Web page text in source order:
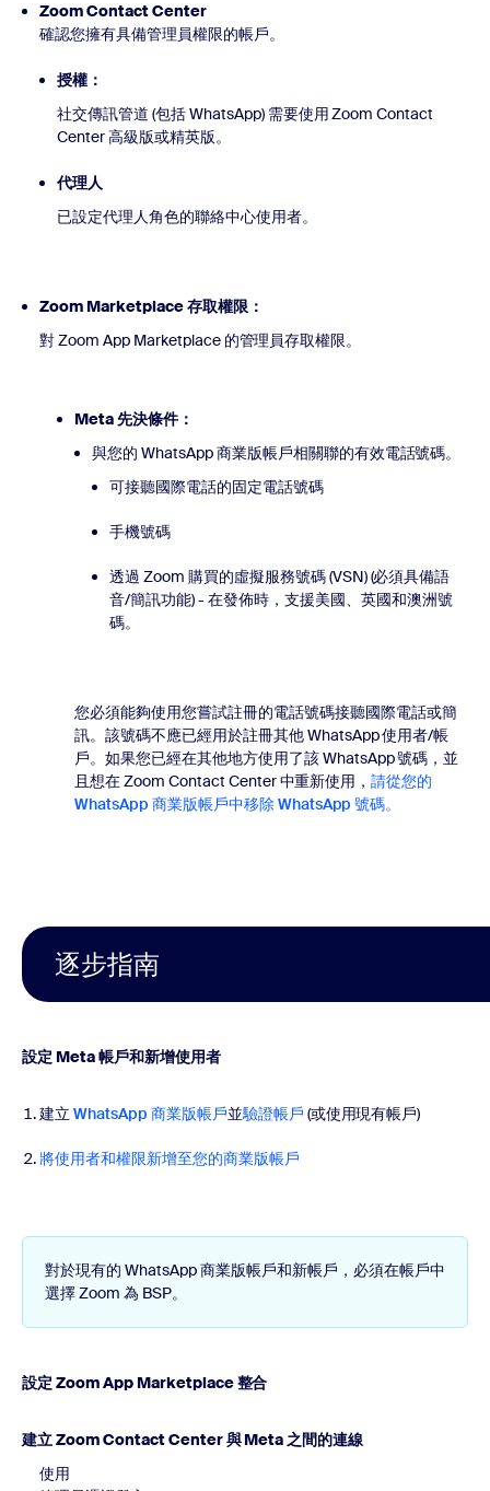
Zoom Contact Center
確認您擁有具備管理員權限的帳戶。
授權：
社交傳訊管道 (包括 WhatsApp) 需要使用 Zoom Contact
Center 高級版或精英版。
代理人
已設定代理人角色的聯絡中心使用者。
Zoom Marketplace 存取權限：
對 Zoom App Marketplace 的管理員存取權限。
Meta 先決條件：
與您的 WhatsApp 商業版帳戶相關聯的有效電話號碼。
可接聽國際電話的固定電話號碼
手機號碼
透過 Zoom 購買的虛擬服務號碼 (VSN) (必須具備語
音/簡訊功能) - 在發佈時，支援美國、英國和澳洲號
碼。
您必須能夠使用您嘗試註冊的電話號碼接聽國際電話或簡
訊。該號碼不應已經用於註冊其他 WhatsApp 使用者/帳
戶。如果您已經在其他地方使用了該 WhatsApp 號碼，並
且想在 Zoom Contact Center 中重新使用，請從您的
WhatsApp 商業版帳戶中移除 WhatsApp 號碼。
逐步指南
設定 Meta 帳戶和新增使用者
建立 WhatsApp 商業版帳戶並驗證帳戶 (或使用現有帳戶)
將使用者和權限新增至您的商業版帳戶
對於現有的 WhatsApp 商業版帳戶和新帳戶，必須在帳戶中
選擇 Zoom 為 BSP。
設定 Zoom App Marketplace 整合
建立 Zoom Contact Center 與 Meta 之間的連線
使用